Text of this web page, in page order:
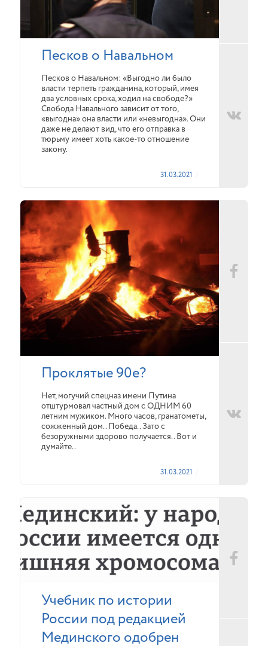
Песков о Навальном
Песков о Навальном: «Выгодно ли было
власти терпеть гражданина, который, имея
два условных срока, ходил на свободе?»
Свобода Навального зависит от того,
«выгодна» она власти или «невыгодна». Они
даже не делают вид, что его отправка в
тюрьму имеет хоть какое-то отношение
закону.
31.03.2021
Проклятые 90е?
Нет, могучий спецназ имени Путина
отштурмовал частный дом с ОДНИМ 60
летним мужиком. Много часов, гранатометы,
сожженный дом.. Победа.. Зато с
безоружными здорово получается.. Вот и
думайте..
31.03.2021
Учебник по истории
России под редакцией
Мединского одобрен